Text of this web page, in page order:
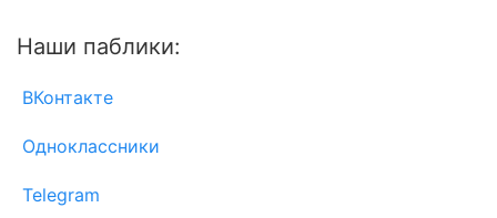
Наши паблики:
ВКонтакте
Одноклассники
Telegram